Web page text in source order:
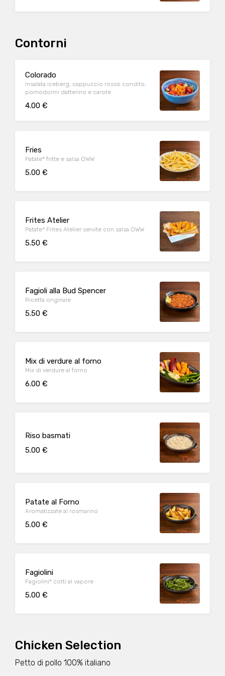
Contorni
Colorado
Insalata iceberg, cappuccio rosso condito,
pomodorini datterino e carote
4.00 €
Fries
Patate* fritte e salsa OWW
5.00 €
Frites Atelier
Patate* Frites Atelier servite con salsa OWW
5.50 €
Fagioli alla Bud Spencer
Ricetta originale
5.50 €
Mix di verdure al forno
Mix di verdure al forno
6.00 €
Riso basmati
5.00 €
Patate al Forno
Aromatizzate al rosmarino
5.00 €
Fagiolini
Fagiolini* cotti al vapore
5.00 €
Chicken Selection
Petto di pollo 100% italiano